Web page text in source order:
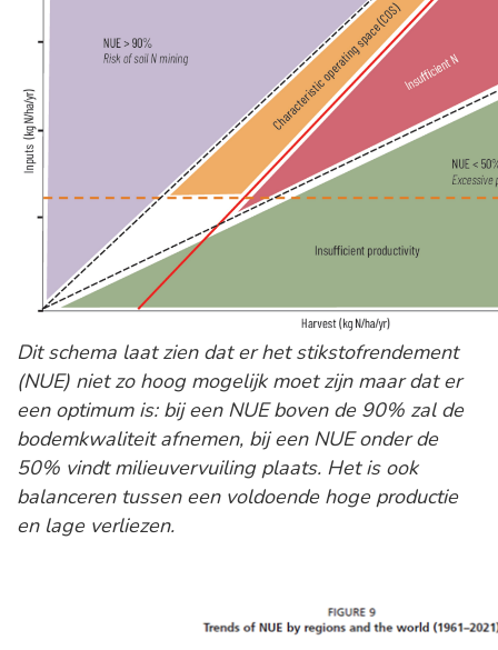
Dit schema laat zien dat er het stikstofrendement
(NUE) niet zo hoog mogelijk moet zijn maar dat er
een optimum is: bij een NUE boven de 90% zal de
bodemkwaliteit afnemen, bij een NUE onder de
50% vindt milieuvervuiling plaats. Het is ook
balanceren tussen een voldoende hoge productie
en lage verliezen.